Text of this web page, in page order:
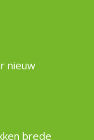
nieuw
brede